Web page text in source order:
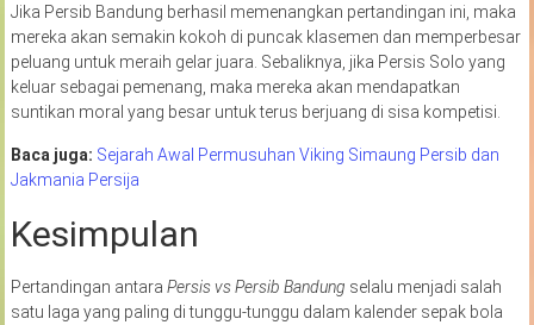
Jika Persib Bandung berhasil memenangkan pertandingan ini, maka
mereka akan semakin kokoh di puncak klasemen dan memperbesar
peluang untuk meraih gelar juara. Sebaliknya, jika Persis Solo yang
keluar sebagai pemenang, maka mereka akan mendapatkan
suntikan moral yang besar untuk terus berjuang di sisa kompetisi.
Baca juga: Sejarah Awal Permusuhan Viking Simaung Persib dan
Jakmania Persija
Kesimpulan
Pertandingan antara Persis vs Persib Bandung selalu menjadi salah
satu laga yang paling di tunggu-tunggu dalam kalender sepak bola